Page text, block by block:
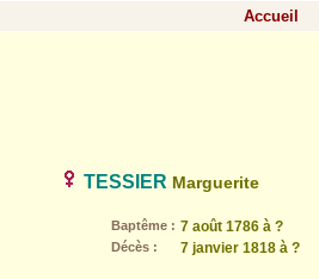
Accueil
TESSIER Marguerite
Baptême : 7 août 1786 à ?
Décès : 7 janvier 1818 à ?